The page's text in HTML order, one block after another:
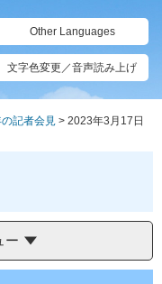
Other Languages
文字色変更／音声読み上げ
記者会見 > 2023年3月17日
ー